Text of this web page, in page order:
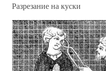
Разрезание на куски